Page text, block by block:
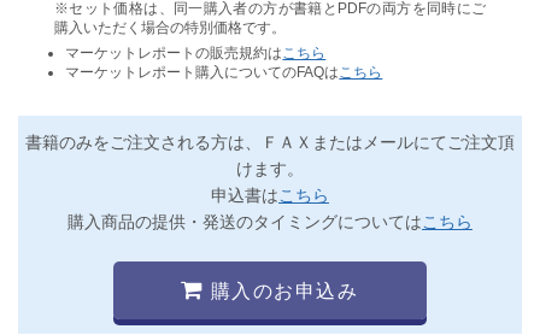
※セット価格は、同一購入者の方が書籍とPDFの両方を同時にご
購入いただく場合の特別価格です。
マーケットレポートの販売規約は こちら
マーケットレポート購入についてのFAQは こちら
書籍のみをご注文される方は、ＦＡＸまたはメールにてご注文頂
けます。
申込書はこちら
購入商品の提供・発送のタイミングについてはこちら
購入のお申込み